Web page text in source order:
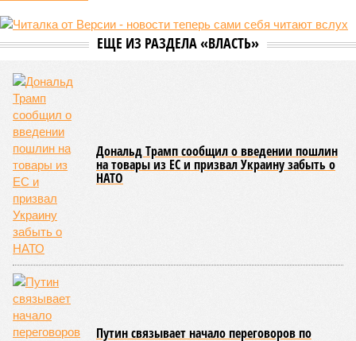
ЕЩЕ ИЗ РАЗДЕЛА «ВЛАСТЬ»
Дональд Трамп сообщил о введении пошлин
на товары из ЕС и призвал Украину забыть о
НАТО
Путин связывает начало переговоров по